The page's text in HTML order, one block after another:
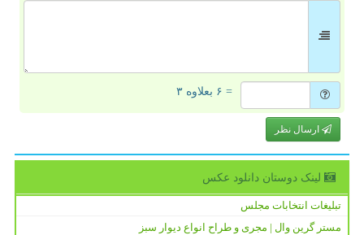
= ۶ بعلاوه ۳
ارسال نظر
لینک دوستان دانلود عكس
تبلیغات انتخابات مجلس
مستر گرین وال | مجری و طراح انواع دیوار سبز